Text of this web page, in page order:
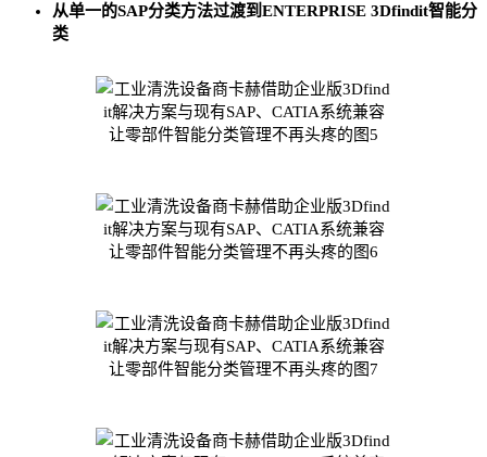
从单一的SAP分类方法过渡到ENTERPRISE 3Dfindit智能分
类